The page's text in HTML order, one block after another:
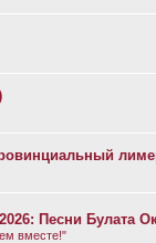
Песни Булата
вместе!"